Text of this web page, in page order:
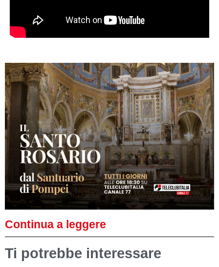
Continua a leggere
Ti potrebbe interessare